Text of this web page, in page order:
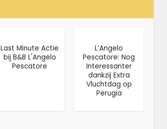
Last Minute Actie
bij B&B L'Angelo
Pescatore
L’Angelo
Pescatore: Nog
Interessanter
dankzij Extra
Vluchtdag op
Perugia